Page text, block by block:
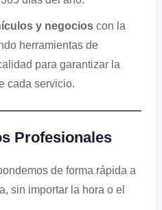
y negocios con la
herramientas de
para garantizar la
cada servicio.
Profesionales
de forma rápida a
sin importar la hora o el